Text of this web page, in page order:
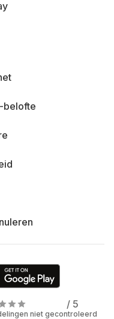
belofte
/ 5
niet gecontroleerd